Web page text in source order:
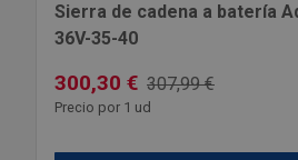
Sierra de cadena a batería
36V-35-40
300,30 € 307,99 €
Precio por 1 ud